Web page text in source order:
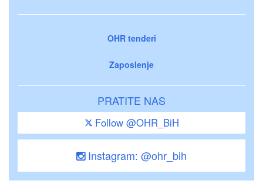
OHR tenderi
Zaposlenje
PRATITE NAS
Follow @OHR_BiH
Instagram: @ohr_bih